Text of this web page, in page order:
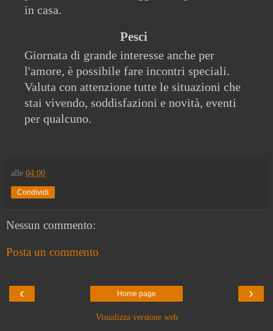
in casa.
Pesci
Giornata di grande interesse anche per
l'amore, è possibile fare incontri speciali.
Valuta con attenzione tutte le situazioni che
stai vivendo, soddisfazioni e novità, eventi
per qualcuno.
alle 04:00
Condividi
Nessun commento:
Posta un commento
‹ ›
Home page
Visualizza versione web